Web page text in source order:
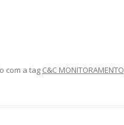
com a tag C&C MONITORAMENTO